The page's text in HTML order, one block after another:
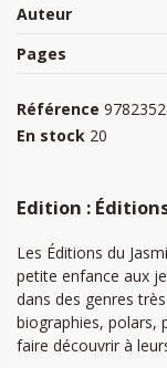
Auteur
Pages
Référence
En stock 20
Edition :
Les Éditions du
petite enfance aux
dans des genres
biographies, polars,
faire découvrir à